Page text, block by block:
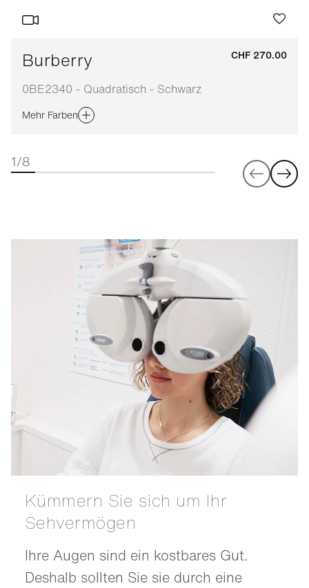
Burberry
0BE2340 - Quadratisch - Schwarz
CHF 270.00
Mehr Farben
1/8
Kümmern Sie sich um Ihr
Sehvermögen
Ihre Augen sind ein kostbares Gut.
Deshalb sollten Sie sie durch eine